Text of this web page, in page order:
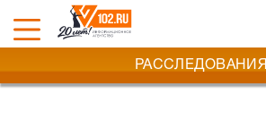
РАССЛЕДОВАНИЯ